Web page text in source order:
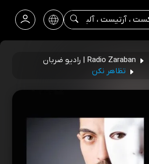
Radio Zaraban | رادیو ضربان
تظاهر نکن